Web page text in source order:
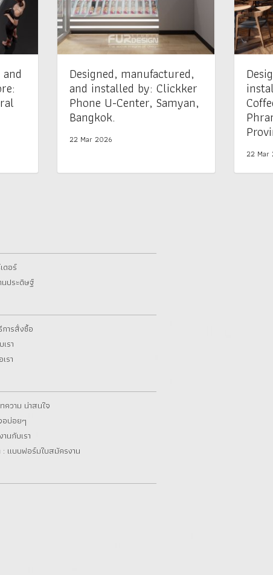
Designed, manufactured,
and installed by: Clickker
Phone U-Center, Samyan,
Bangkok.
22 Mar 2026
22 Mar
ดอร์
นประดิษฐ์
ารสั่งซื้อ
รา
รา
ความ น่าสนใจ
อบ่อยๆ
นกับเรา
แบบฟอร์มใบสมัครงาน